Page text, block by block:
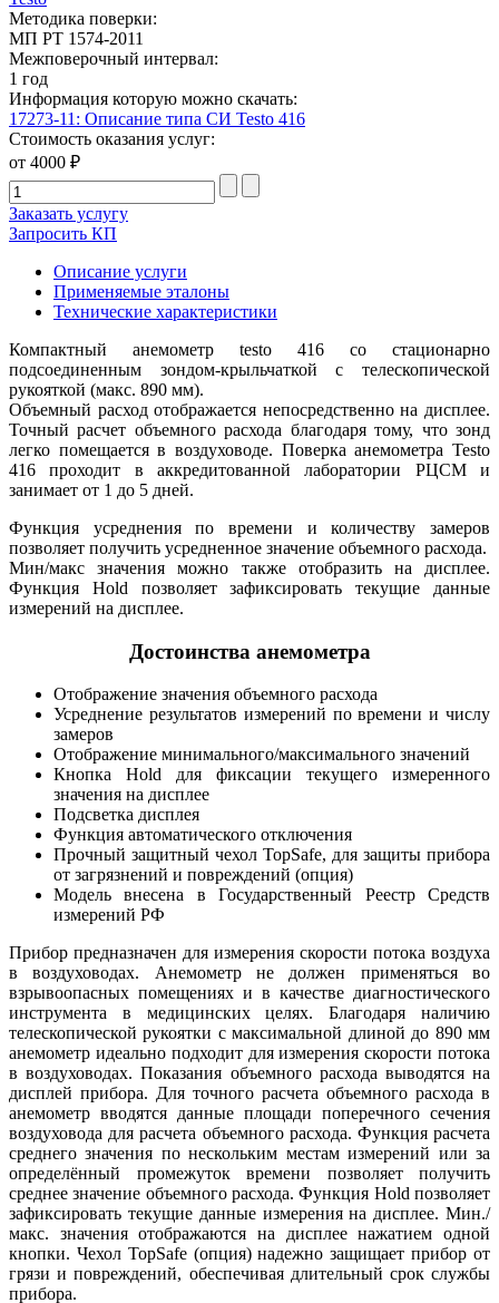
Методика поверки:
МП РТ 1574-2011
Межповерочный интервал:
1 год
Информация которую можно скачать:
17273-11: Описание типа СИ Testo 416
Стоимость оказания услуг:
от 4000 ₽
Заказать услугу
Запросить КП
Описание услуги
Применяемые эталоны
Технические характеристики
Компактный анемометр testo 416 со стационарно
подсоединенным зондом-крыльчаткой с телескопической
рукояткой (макс. 890 мм).
Объемный расход отображается непосредственно на дисплее.
Точный расчет объемного расхода благодаря тому, что зонд
легко помещается в воздуховоде. Поверка анемометра Testo
416 проходит в аккредитованной лаборатории РЦСМ и
занимает от 1 до 5 дней.
Функция усреднения по времени и количеству замеров
позволяет получить усредненное значение объемного расхода.
Мин/макс значения можно также отобразить на дисплее.
Функция Hold позволяет зафиксировать текущие данные
измерений на дисплее.
Достоинства анемометра
Отображение значения объемного расхода
Усреднение результатов измерений по времени и числу
замеров
Отображение минимального/максимального значений
Кнопка Hold для фиксации текущего измеренного
значения на дисплее
Подсветка дисплея
Функция автоматического отключения
Прочный защитный чехол TopSafe, для защиты прибора
от загрязнений и повреждений (опция)
Модель внесена в Государственный Реестр Средств
измерений РФ
Прибор предназначен для измерения скорости потока воздуха
в воздуховодах. Анемометр не должен применяться во
взрывоопасных помещениях и в качестве диагностического
инструмента в медицинских целях. Благодаря наличию
телескопической рукоятки с максимальной длиной до 890 мм
анемометр идеально подходит для измерения скорости потока
в воздуховодах. Показания объемного расхода выводятся на
дисплей прибора. Для точного расчета объемного расхода в
анемометр вводятся данные площади поперечного сечения
воздуховода для расчета объемного расхода. Функция расчета
среднего значения по нескольким местам измерений или за
определённый промежуток времени позволяет получить
среднее значение объемного расхода. Функция Hold позволяет
зафиксировать текущие данные измерения на дисплее. Мин./
макс. значения отображаются на дисплее нажатием одной
кнопки. Чехол TopSafe (опция) надежно защищает прибор от
грязи и повреждений, обеспечивая длительный срок службы
прибора.